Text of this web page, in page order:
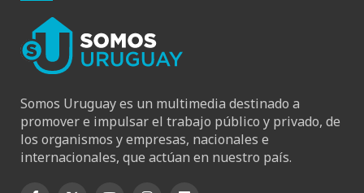
Somos Uruguay es un multimedia destinado a
promover e impulsar el trabajo público y privado, de
los organismos y empresas, nacionales e
internacionales, que actúan en nuestro país.